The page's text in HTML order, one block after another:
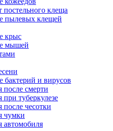
постельного клеща
пылевых клещей
крыс
мышей
бактерий и вирусов
после смерти
туберкулезе
чесотки
чумки
автомобиля